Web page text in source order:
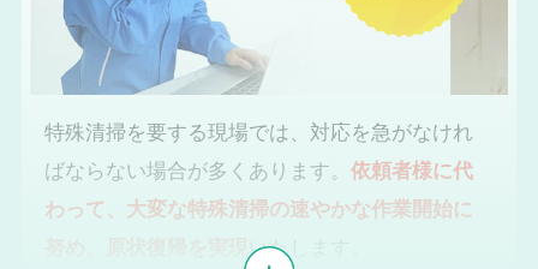
特殊清掃を要する現場では、対応を急がなけれ
ばならない場合が多くあります。依頼者様に代
わって、大変な特殊清掃の速やかな作業開始に
いたします。